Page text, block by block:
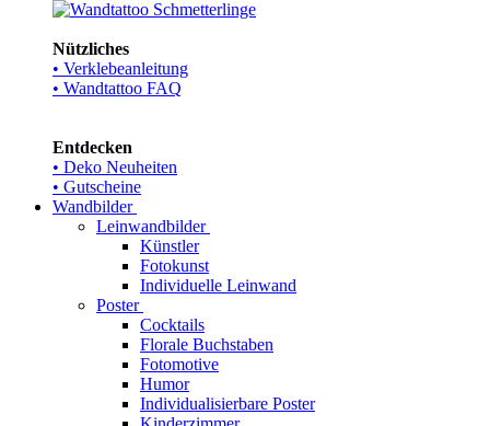
Nützliches
• Verklebeanleitung
• Wandtattoo FAQ
Entdecken
• Deko Neuheiten
• Gutscheine
Wandbilder
Leinwandbilder
Künstler
Fotokunst
Individuelle Leinwand
Poster
Cocktails
Florale Buchstaben
Fotomotive
Humor
Individualisierbare Poster